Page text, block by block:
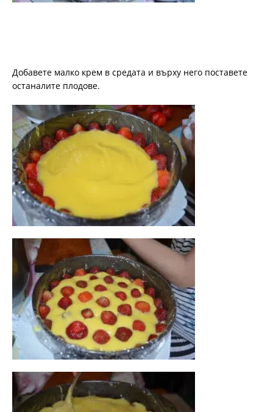
Добавете малко крем в средата и върху него поставете
останалите плодове.